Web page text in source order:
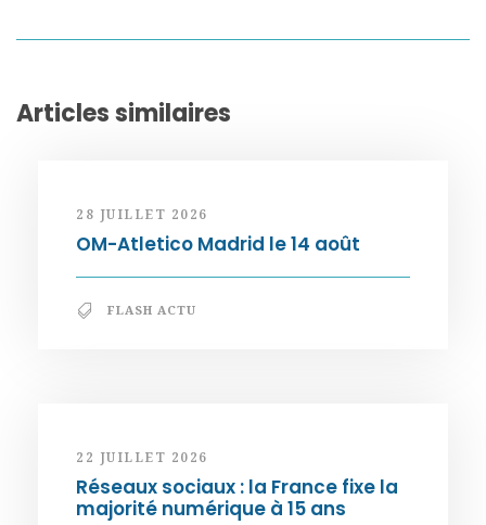
Articles similaires
28 JUILLET 2026
OM-Atletico Madrid le 14 août
FLASH ACTU
22 JUILLET 2026
Réseaux sociaux : la France fixe la
majorité numérique à 15 ans